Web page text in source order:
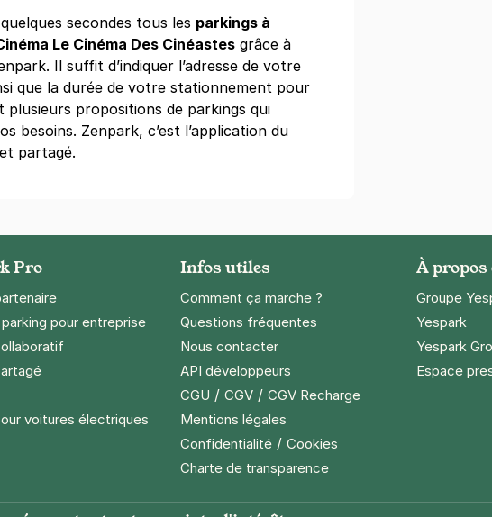
secondes tous les parkings à
Le Cinéma Des Cinéastes grâce à
Il suffit d’indiquer l’adresse de votre
que la durée de votre stationnement pour
plusieurs propositions de parkings qui
besoins. Zenpark, c’est l’application du
partagé.
Pro
pour entreprise
voitures électriques
Infos utiles
Comment ça marche ?
Questions fréquentes
Nous contacter
API développeurs
CGU / CGV/ CGV Recharge
Mentions légales
Confidentialité/ Cookies
Charte de transparence
À propos
Groupe
Yespark
Yespark
Espace